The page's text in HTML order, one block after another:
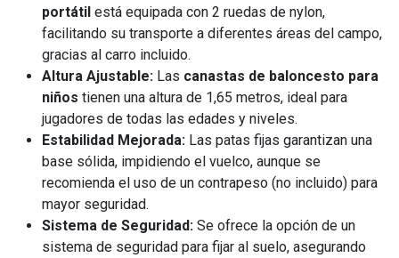
portátil está equipada con 2 ruedas de nylon,
facilitando su transporte a diferentes áreas del campo,
gracias al carro incluido.
Altura Ajustable: Las canastas de baloncesto para
niños tienen una altura de 1,65 metros, ideal para
jugadores de todas las edades y niveles.
Estabilidad Mejorada: Las patas fijas garantizan una
base sólida, impidiendo el vuelco, aunque se
recomienda el uso de un contrapeso (no incluido) para
mayor seguridad.
Sistema de Seguridad: Se ofrece la opción de un
sistema de seguridad para fijar al suelo, asegurando